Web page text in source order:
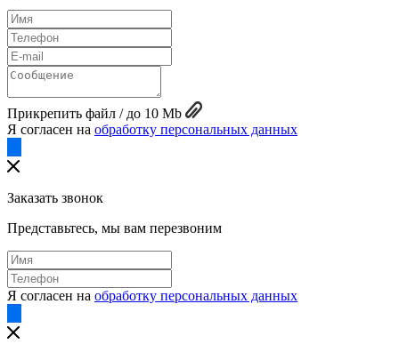
Прикрепить файл / до 10 Mb
Я согласен на обработку персональных данных
Заказать звонок
Представьтесь, мы вам перезвоним
Я согласен на обработку персональных данных